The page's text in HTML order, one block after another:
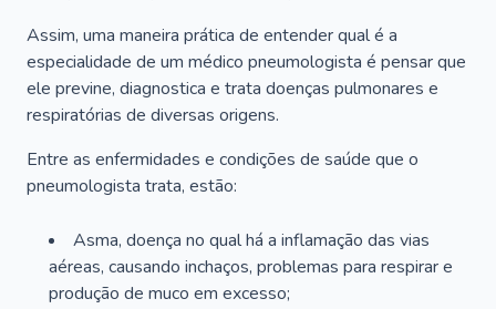
Assim, uma maneira prática de entender qual é a
especialidade de um médico pneumologista é pensar que
ele previne, diagnostica e trata doenças pulmonares e
respiratórias de diversas origens.
Entre as enfermidades e condições de saúde que o
pneumologista trata, estão:
Asma, doença no qual há a inflamação das vias
aéreas, causando inchaços, problemas para respirar e
produção de muco em excesso;